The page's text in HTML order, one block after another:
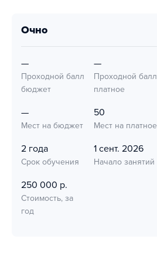
очно
—
Проходной балл
бюджет
—
Проходной балл
платное
—
Мест на бюджет
50
Мест на платное
2 года
Срок обучения
1 сент. 2026
Начало занятий
250 000 р.
Стоимость, за
год